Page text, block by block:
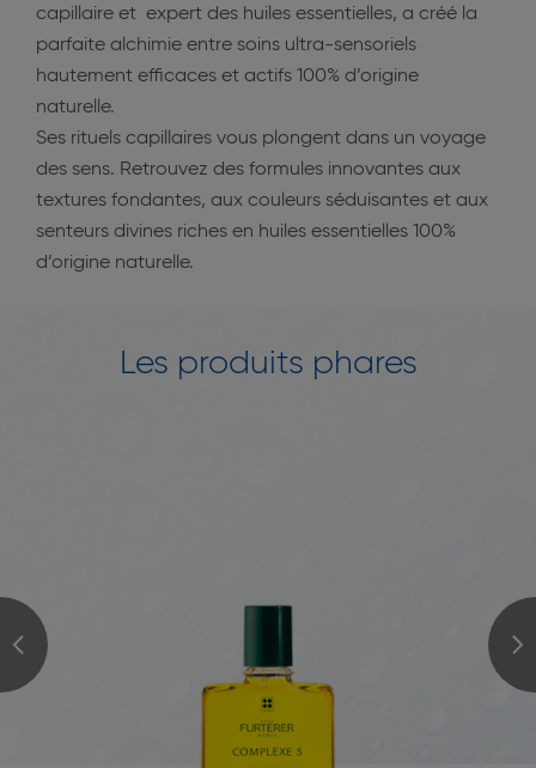
capillaire et expert des huiles essentielles, a créé la
parfaite alchimie entre soins ultra-sensoriels
hautement efficaces et actifs 100% d’origine
naturelle.
Ses rituels capillaires vous plongent dans un voyage
des sens. Retrouvez des formules innovantes aux
textures fondantes, aux couleurs séduisantes et aux
senteurs divines riches en huiles essentielles 100%
d’origine naturelle.
Les produits phares